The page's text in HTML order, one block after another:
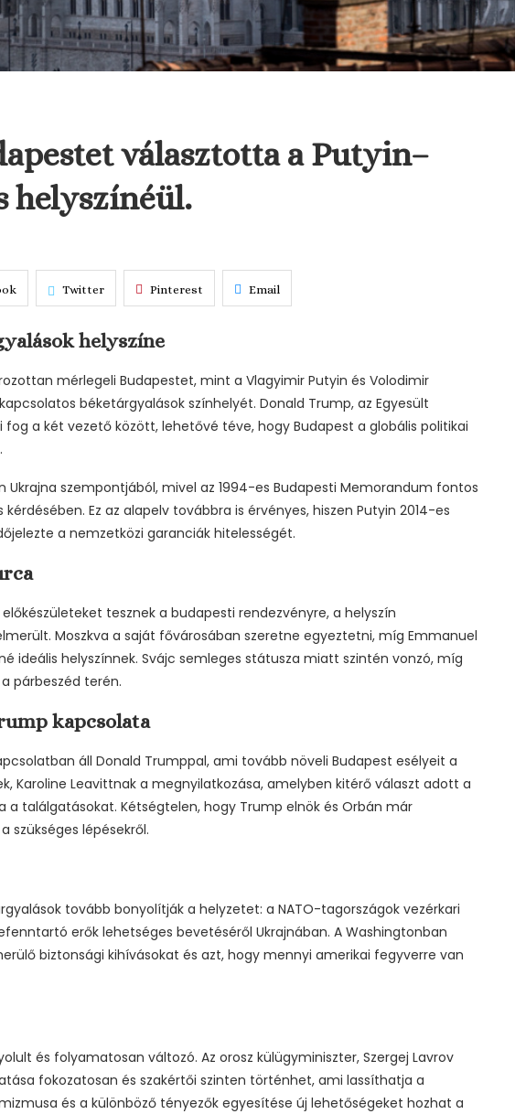
választotta a Putyin–
helyszínéül.
Twitter Pinterest Email
helyszíne
mérlegeli Budapestet, mint a Vlagyimir Putyin és Volodimir
béketárgyalások színhelyét. Donald Trump, az Egyesült
a két vezető között, lehetővé téve, hogy Budapest a globális politikai
Ukrajna szempontjából, mivel az 1994-es Budapesti Memorandum fontos
Ez az alapelv továbbra is érvényes, hiszen Putyin 2014-es
a nemzetközi garanciák hitelességét.
tesznek a budapesti rendezvényre, a helyszín
Moszkva a saját fővárosában szeretne egyeztetni, míg Emmanuel
ideális helyszínnek. Svájc semleges státusza miatt szintén vonzó, míg
párbeszéd terén.
kapcsolata
áll Donald Trumppal, ami tovább növeli Budapest esélyeit a
Karoline Leavittnak a megnyilatkozása, amelyben kitérő választ adott a
a találgatásokat. Kétségtelen, hogy Trump elnök és Orbán már
szükséges lépésekről.
tovább bonyolítják a helyzetet: a NATO-tagországok vezérkari
erők lehetséges bevetéséről Ukrajnában. A Washingtonban
biztonsági kihívásokat és azt, hogy mennyi amerikai fegyverre van
és folyamatosan változó. Az orosz külügyminiszter, Szergej Lavrov
fokozatosan és szakértői szinten történhet, ami lassíthatja a
és a különböző tényezők egyesítése új lehetőségeket hozhat a